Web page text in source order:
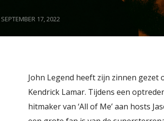
SEPTEMBER 17, 2022
John Legend heeft zijn zinnen gezet
Kendrick Lamar. Tijdens een
hitmaker van ‘All of Me’ aan hosts